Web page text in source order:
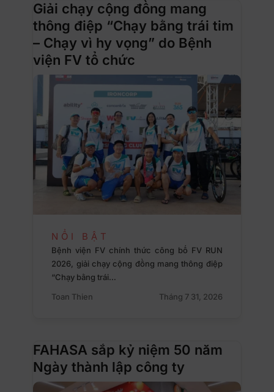
Giải chạy cộng đồng mang
thông điệp “Chạy bằng trái tim
– Chạy vì hy vọng” do Bệnh
viện FV tổ chức
NỔI BẬT
Bệnh viện FV chính thức công bố FV RUN
2026, giải chạy cộng đồng mang thông điệp
“Chạy bằng trái…
Toan Thien
Tháng 7 31, 2026
FAHASA sắp kỷ niệm 50 năm
Ngày thành lập công ty